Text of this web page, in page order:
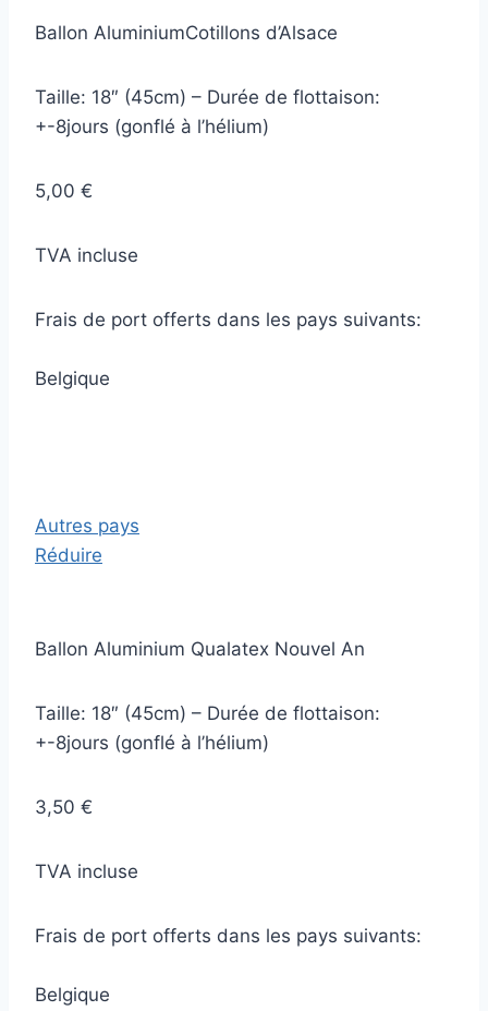
Ballon AluminiumCotillons d’Alsace
Taille: 18″ (45cm) – Durée de flottaison:
+-8jours (gonflé à l’hélium)
5,00 €
TVA incluse
Frais de port offerts dans les pays suivants:
Belgique
Autres pays
Réduire
Ballon Aluminium Qualatex Nouvel An
Taille: 18″ (45cm) – Durée de flottaison:
+-8jours (gonflé à l’hélium)
3,50 €
TVA incluse
Frais de port offerts dans les pays suivants:
Belgique